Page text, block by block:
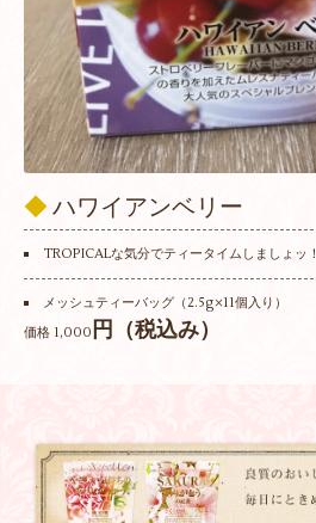
◆ハワイアンベリー
TROPICALな気分でティータイムしましょッ！
メッシュティーバッグ（2.5g×11個入り）
価格 1,000 円（税込み）